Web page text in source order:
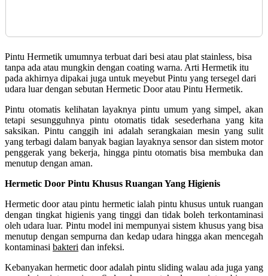
Pintu Hermetik umumnya terbuat dari besi atau plat stainless, bisa
tanpa ada atau mungkin dengan coating warna. Arti Hermetik itu
pada akhirnya dipakai juga untuk meyebut Pintu yang tersegel dari
udara luar dengan sebutan Hermetic Door atau Pintu Hermetik.
Pintu otomatis kelihatan layaknya pintu umum yang simpel, akan
tetapi sesungguhnya pintu otomatis tidak sesederhana yang kita
saksikan. Pintu canggih ini adalah serangkaian mesin yang sulit
yang terbagi dalam banyak bagian layaknya sensor dan sistem motor
penggerak yang bekerja, hingga pintu otomatis bisa membuka dan
menutup dengan aman.
Hermetic Door Pintu Khusus Ruangan Yang Higienis
Hermetic door atau pintu hermetic ialah pintu khusus untuk ruangan
dengan tingkat higienis yang tinggi dan tidak boleh terkontaminasi
oleh udara luar. Pintu model ini mempunyai sistem khusus yang bisa
menutup dengan sempurna dan kedap udara hingga akan mencegah
kontaminasi bakteri dan infeksi.
Kebanyakan hermetic door adalah pintu sliding walau ada juga yang